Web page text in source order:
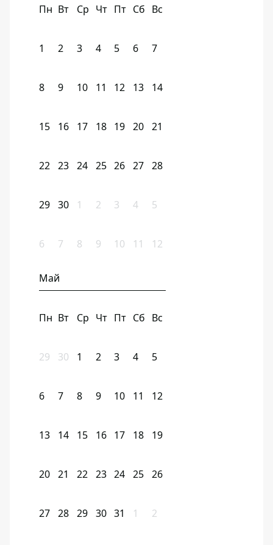
Пн Вт Ср Чт Пт Сб Вс
1 2 3 4 5 6 7
8 9 10 11 12 13 14
15 16 17 18 19 20 21
22 23 24 25 26 27 28
29 30 1 2 3 4 5
6 7 8 9 10 11 12
Май
Пн Вт Ср Чт Пт Сб Вс
29 30 1 2 3 4 5
6 7 8 9 10 11 12
13 14 15 16 17 18 19
20 21 22 23 24 25 26
27 28 29 30 31 1 2